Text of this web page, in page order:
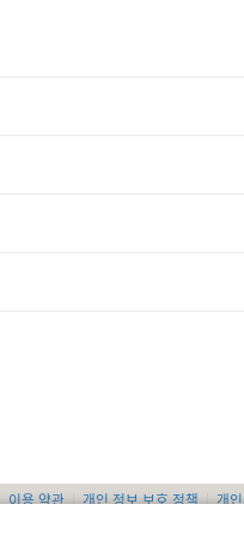
이용 약관 개인 정보 보호 정책 개